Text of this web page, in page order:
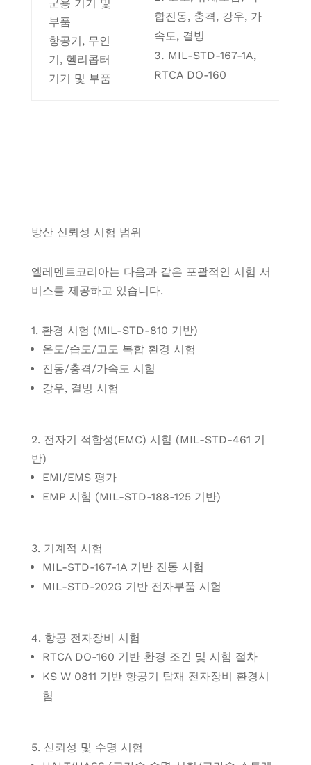
군용 기기 및
부품
항공기, 무인
기, 헬리콥터
기기 및 부품
합진동, 충격, 강우, 가
속도, 결빙
MIL-STD-167-1A,
RTCA DO-160
방산 신뢰성 시험 범위
엘레멘트코리아는 다음과 같은 포괄적인 시험 서
비스를 제공하고 있습니다.
1. 환경 시험 (MIL-STD-810 기반)
온도/습도/고도 복합 환경 시험
진동/충격/가속도 시험
강우, 결빙 시험
2. 전자기 적합성(EMC) 시험 (MIL-STD-461 기
반)
EMI/EMS 평가
EMP 시험 (MIL-STD-188-125 기반)
3. 기계적 시험
MIL-STD-167-1A 기반 진동 시험
MIL-STD-202G 기반 전자부품 시험
4. 항공 전자장비 시험
RTCA DO-160 기반 환경 조건 및 시험 절차
KS W 0811 기반 항공기 탑재 전자장비 환경시
험
5. 신뢰성 및 수명 시험